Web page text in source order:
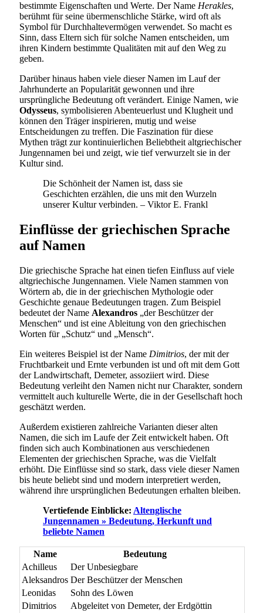
bestimmte Eigenschaften und Werte. Der Name Herakles,
berühmt für seine übermenschliche Stärke, wird oft als
Symbol für Durchhaltevermögen verwendet. So macht es
Sinn, dass Eltern sich für solche Namen entscheiden, um
ihren Kindern bestimmte Qualitäten mit auf den Weg zu
geben.
Darüber hinaus haben viele dieser Namen im Lauf der
Jahrhunderte an Popularität gewonnen und ihre
ursprüngliche Bedeutung oft verändert. Einige Namen, wie
Odysseus, symbolisieren Abenteuerlust und Klugheit und
können den Träger inspirieren, mutig und weise
Entscheidungen zu treffen. Die Faszination für diese
Mythen trägt zur kontinuierlichen Beliebtheit altgriechischer
Jungennamen bei und zeigt, wie tief verwurzelt sie in der
Kultur sind.
Die Schönheit der Namen ist, dass sie
Geschichten erzählen, die uns mit den Wurzeln
unserer Kultur verbinden. – Viktor E. Frankl
Einflüsse der griechischen Sprache
auf Namen
Die griechische Sprache hat einen tiefen Einfluss auf viele
altgriechische Jungennamen. Viele Namen stammen von
Wörtern ab, die in der griechischen Mythologie oder
Geschichte genaue Bedeutungen tragen. Zum Beispiel
bedeutet der Name Alexandros „der Beschützer der
Menschen“ und ist eine Ableitung von den griechischen
Worten für „Schutz“ und „Mensch“.
Ein weiteres Beispiel ist der Name Dimitrios, der mit der
Fruchtbarkeit und Ernte verbunden ist und oft mit dem Gott
der Landwirtschaft, Demeter, assoziiert wird. Diese
Bedeutung verleiht den Namen nicht nur Charakter, sondern
vermittelt auch kulturelle Werte, die in der Gesellschaft hoch
geschätzt werden.
Außerdem existieren zahlreiche Varianten dieser alten
Namen, die sich im Laufe der Zeit entwickelt haben. Oft
finden sich auch Kombinationen aus verschiedenen
Elementen der griechischen Sprache, was die Vielfalt
erhöht. Die Einflüsse sind so stark, dass viele dieser Namen
bis heute beliebt sind und modern interpretiert werden,
während ihre ursprünglichen Bedeutungen erhalten bleiben.
Vertiefende Einblicke: Altenglische
Jungennamen » Bedeutung, Herkunft und
beliebte Namen
Name
Bedeutung
Achilleus
Der Unbesiegbare
Aleksandros Der Beschützer der Menschen
Leonidas
Sohn des Löwen
Dimitrios
Abgeleitet von Demeter, der Erdgöttin